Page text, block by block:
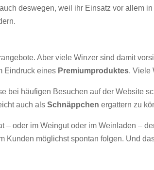
deswegen, weil ihr Einsatz vor allem in
Aber viele Winzer sind damit
Eindruck eines Premiumproduktes. Viele
bei häufigen Besuchen auf der Website
auch alsSchnäppchen ergattern zu
– oder im Weingut oder im Weinladen –
Kunden möglichst spontan folgen. Und